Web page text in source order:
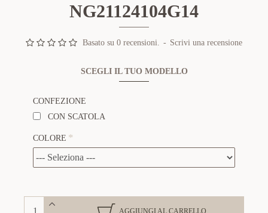
NG21124104G14
Basato su 0 recensioni. - Scrivi una recensione
SCEGLI IL TUO MODELLO
CONFEZIONE
CON SCATOLA
COLORE
AGGIUNGI AL CARRELLO